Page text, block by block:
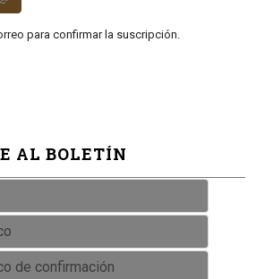
para confirmar la suscripción.
AL BOLETÍN